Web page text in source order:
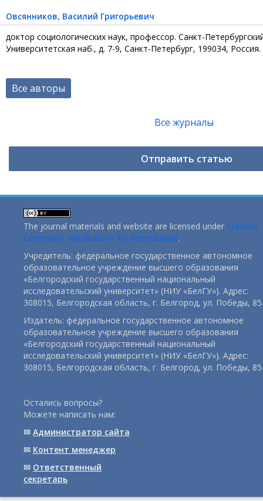
Овсянников, Василий Григорьевич
доктор социологических наук, профессор. Санкт-
Университетская наб., д. 7-9, Санкт-Петербург, 199034, Россия.
Все авторы
Все журналы
Отправить статью
The journal materials and website are licensed under Creative
Commons «Attribution» 4.0 International.
Учредитель: федеральное государственное автономное
образовательное учреждение высшего образования
«Белгородский государственный национальный
исследовательский университет» (НИУ «БелГУ»). Адрес:
308015, Белгородская область, г. Белгород, ул. Победы, 85.
Издатель: федеральное государственное автономное
образовательное учреждение высшего образования
«Белгородский государственный национальный
исследовательский университет» (НИУ «БелГУ»). Адрес:
308015, Белгородская область, г. Белгород, ул. Победы, 85.
Остались вопросы?
Можете написать нам:
✉ Администратор сайта
✉ Контент менеджер
✉ Ответственный
cекретарь